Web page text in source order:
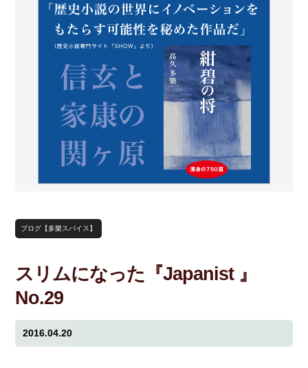
ブログ【多樂スパイス】
スリムになった『Japanist 』
No.29
2016.04.20